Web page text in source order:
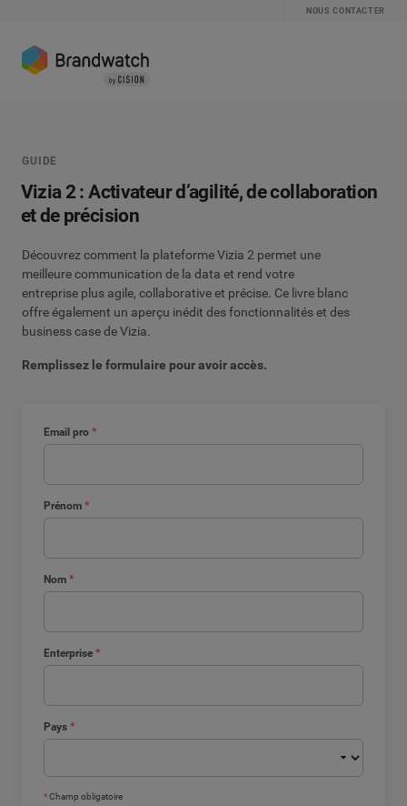
NOUS CONTACTER
Email pro *
Prénom *
Nom *
Enterprise *
Pays *
*Champ obligatoire
GUIDE
Vizia 2 : Activateur d’agilité, de collaboration
et de précision
Découvrez comment la plateforme Vizia 2 permet une
meilleure communication de la data et rend votre
entreprise plus agile, collaborative et précise. Ce livre blanc
offre également un aperçu inédit des fonctionnalités et des
business case de Vizia.
Remplissez le formulaire pour avoir accès.